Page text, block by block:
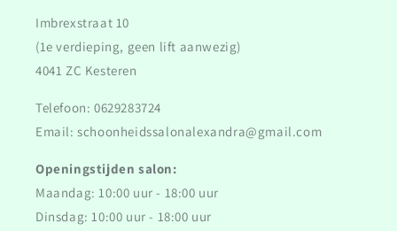
Imbrexstraat 10
(1e verdieping, geen lift aanwezig)
4041 ZC Kesteren
Telefoon: 0629283724
Email: schoonheidssalonalexandra@gmail.com
Openingstijden salon:
Maandag: 10:00 uur - 18:00 uur
Dinsdag: 10:00 uur - 18:00 uur